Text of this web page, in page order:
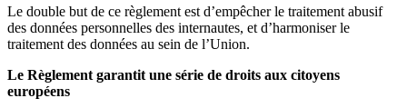
Le double but de ce règlement est d’empêcher le traitement abusif
des données personnelles des internautes, et d’harmoniser le
traitement des données au sein de l’Union.
Le Règlement garantit une série de droits aux citoyens
européens